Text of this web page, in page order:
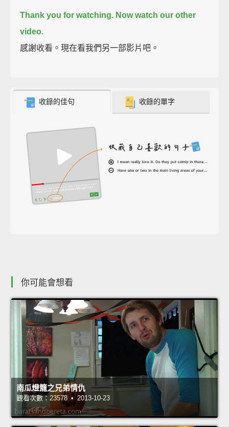
Thank you for watching. Now watch our other
video.
感謝收看。現在看我們另一部影片吧。
收錄的佳句 收錄的單字
你可能會想看
南瓜燈籠之兄弟情仇
觀看次數：23578 • 2013-10-23